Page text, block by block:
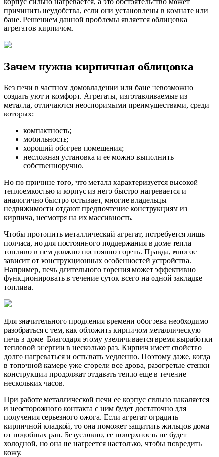
корпус сильно нагревается, а это обстоятельство может
причинить неудобства, если они установлены в комнате или
бане. Решением данной проблемы является облицовка
агрегатов кирпичом.
Зачем нужна кирпичная облицовка
Без печи в частном домовладении или бане невозможно
создать уют и комфорт. Агрегаты, изготавливаемые из
металла, отличаются неоспоримыми преимуществами, среди
которых:
компактность;
мобильность;
хороший обогрев помещения;
несложная установка и ее можно выполнить
собственноручно.
Но по причине того, что металл характеризуется высокой
теплоемкостью и корпус из него быстро нагревается и
аналогично быстро остывает, многие владельцы
недвижимости отдают предпочтение конструкциям из
кирпича, несмотря на их массивность.
Чтобы протопить металлический агрегат, потребуется лишь
полчаса, но для постоянного поддержания в доме тепла
топливо в нем должно постоянно гореть. Правда, многое
зависит от конструкционных особенностей устройства.
Например, печь длительного горения может эффективно
функционировать в течение суток всего на одной закладке
топлива.
Для значительного продления времени обогрева необходимо
разобраться с тем, как обложить кирпичом металлическую
печь в доме. Благодаря этому увеличивается время выработки
тепловой энергии в несколько раз. Кирпич имеет свойство
долго нагреваться и остывать медленно. Поэтому даже, когда
в топочной камере уже сгорели все дрова, разогретые стенки
конструкции продолжат отдавать тепло еще в течение
нескольких часов.
При работе металлической печи ее корпус сильно накаляется
и неосторожного контакта с ним будет достаточно для
получения серьезного ожога. Если агрегат оградить
кирпичной кладкой, то она поможет защитить жильцов дома
от подобных ран. Безусловно, ее поверхность не будет
холодной, но она не нагреется настолько, чтобы повредить
кожу.